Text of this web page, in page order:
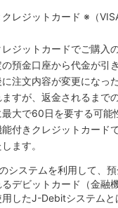
クレジットカード ※（
ジットカードでご購入
預金口座から代金が引
注文内容が変更になっ
すが、返金されるまで
大で60日を要する可能
付きクレジットカード
ます。
システムを利用して、
デビットカード（金融
したJ-Debitシステムと